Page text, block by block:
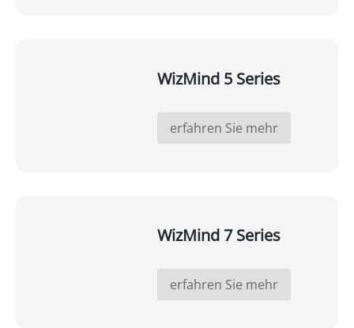
WizMind 5 Series
erfahren Sie mehr
WizMind 7 Series
erfahren Sie mehr